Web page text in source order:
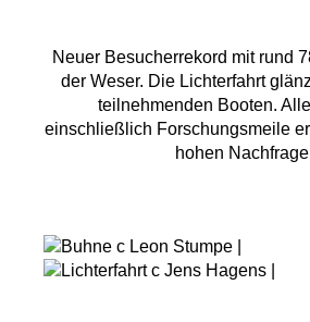
Neuer Besucherrekord mit rund
der Weser. Die Lichterfahrt
teilnehmenden Booten.
einschließlich Forschungsmeile
hohen